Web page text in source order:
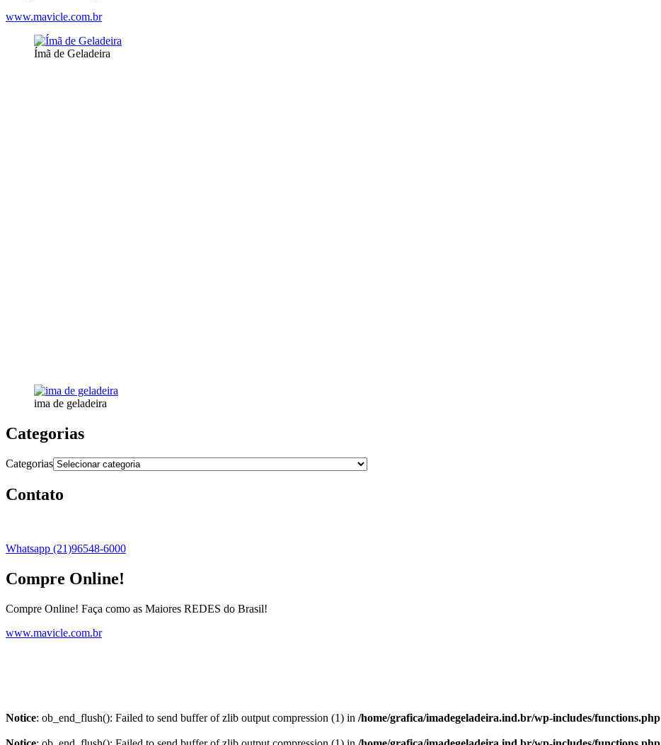
www.mavicle.com.br
Ímã de Geladeira
ima de geladeira
Categorias
Categorias
Contato
Whatsapp (21)96548-6000
Compre Online!
Compre Online! Faça como as Maiores REDES do Brasil!
www.mavicle.com.br
Notice: ob_end_flush(): Failed to send buffer of zlib output compression (1) in /home/grafica/imadegeladeira.ind.br/wp-includes/functions.php